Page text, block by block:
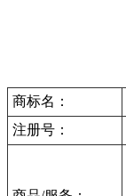
商标名：
注册号：